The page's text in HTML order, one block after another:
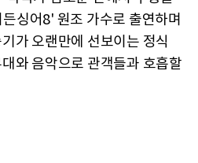
싱어8' 원조 가수로 출연하며
가 오랜만에 선보이는 정식
와 음악으로 관객들과 호흡할